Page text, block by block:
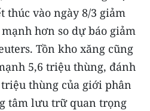
thúc vào ngày 8/3 giảm
hơn so dự báo giảm
Tồn kho xăng cũng
5,6 triệu thùng, đánh
thùng của giới phân
tâm lưu trữ quan trọng